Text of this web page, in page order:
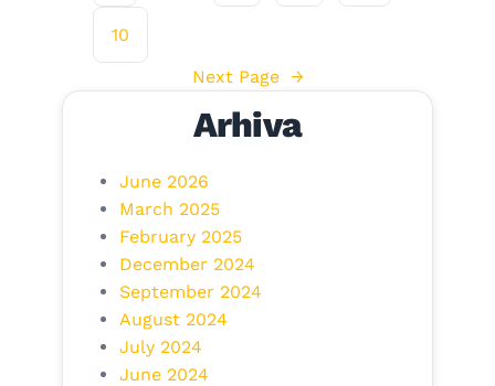
10
Next Page →
Arhiva
June 2026
March 2025
February 2025
December 2024
September 2024
August 2024
July 2024
June 2024